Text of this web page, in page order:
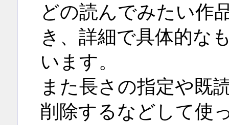
どの読んでみたい作
き、詳細で具体的な
います。
また長さの指定や既
削除するなどして使